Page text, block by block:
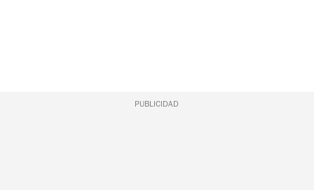
PUBLICIDAD